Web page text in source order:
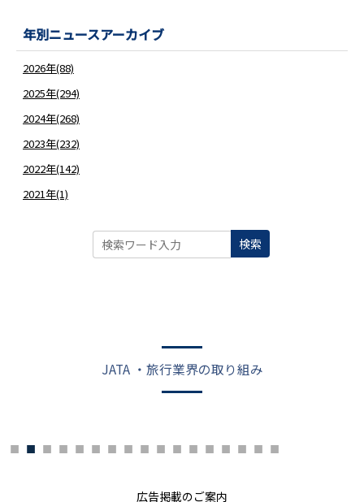
年別ニュースアーカイブ
2026年(88)
2025年(294)
2024年(268)
2023年(232)
2022年(142)
2021年(1)
検索
JATA ・旅行業界の取り組み
広告掲載のご案内